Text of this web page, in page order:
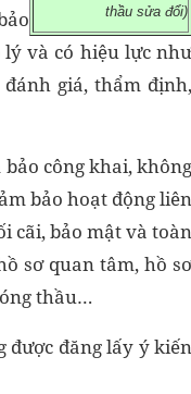
thầu sửa đổi)
lý và có hiệu lực như
giá, thẩm định,
công khai, không
bảo hoạt động liên
cãi, bảo mật và toàn
sơ quan tâm, hồ sơ
thầu…
được đăng lấy ý kiến